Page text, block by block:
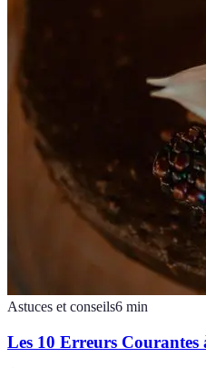
Astuces et conseils6 min
Les 10 Erreurs